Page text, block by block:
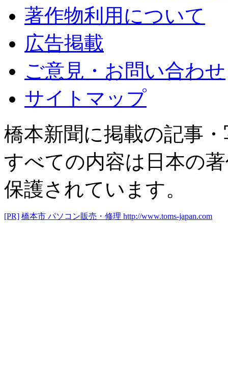
著作物利用について
広告掲載
ご意見・お問い合わせ
サイトマップ
橋本新聞に掲載の記事
すべての内容は日本の
保護されています。
[PR] 橋本市 パソコン販売・修理 http://www.toms-japan.com